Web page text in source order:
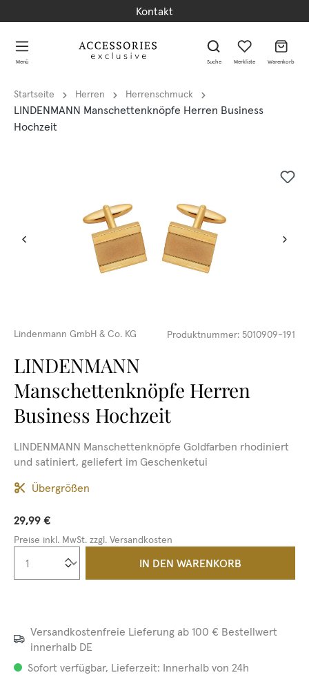
Kontakt
Menü Suche Merkliste Warenkorb
Startseite Herren Herrenschmuck
LINDENMANN Manschettenknöpfe Herren Business
Hochzeit
Lindenmann GmbH & Co. KG Produktnummer: 5010909-191
LINDENMANN
Manschettenknöpfe Herren
Business Hochzeit
LINDENMANN Manschettenknöpfe Goldfarben rhodiniert
und satiniert, geliefert im Geschenketui
Übergrößen
29,99 €
Preise inkl. MwSt. zzgl. Versandkosten
Produkt Anzahl: Gib den
IN DEN WARENKORB
Versandkostenfreie Lieferung ab 100 € Bestellwert
innerhalb DE
Sofort verfügbar, Lieferzeit: Innerhalb von 24h